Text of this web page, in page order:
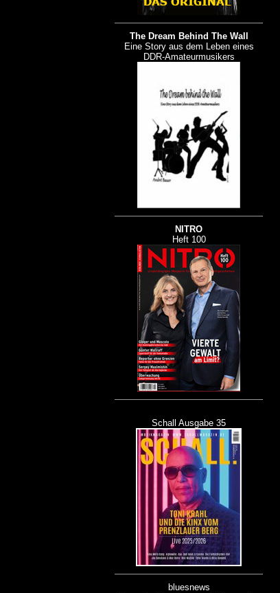
The Dream Behind The Wall
Eine Story aus dem Leben eines
DDR-Amateurmusikers
NITRO
Heft 100
Schall Ausgabe 35
bluesnews